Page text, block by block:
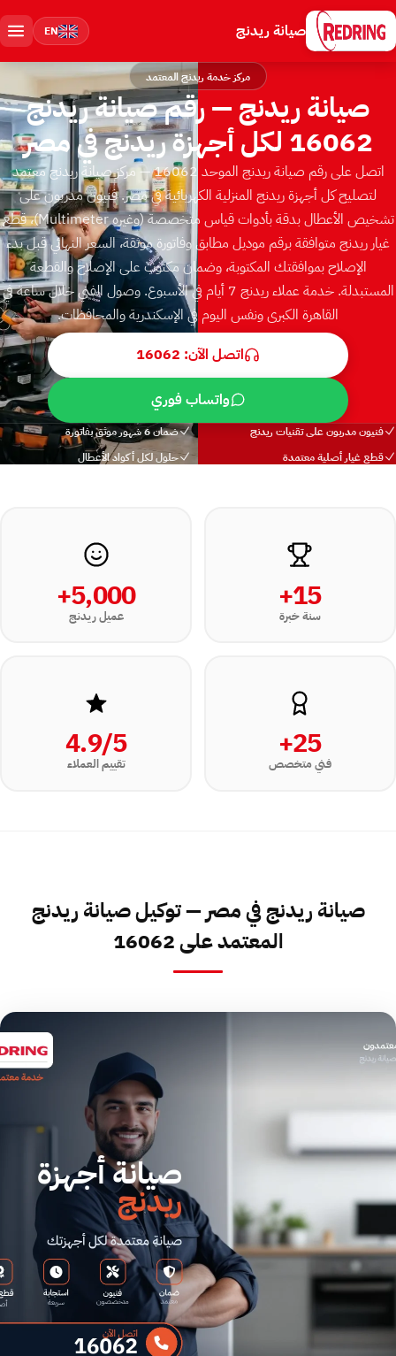
صيانة ريدنج EN
مركز خدمة ريدنج المعتمد
صيانة ريدنج — رقم صيانة ريدنج
16062 لكل أجهزة ريدنج في مصر
اتصل على رقم صيانة ريدنج الموحد 16062 — مركز صيانة ريدنج معتمد
لتصليح كل أجهزة ريدنج المنزلية الكهربائية في مصر. فنيون مدربون على
تشخيص الأعطال بدقة بأدوات قياس متخصصة ⁨(Multimeter وغيره)⁩، قطع
غيار ريدنج متوافقة برقم موديل مطابق وفاتورة موثقة، السعر النهائي قبل بدء
الإصلاح بموافقتك المكتوبة، وضمان مكتوب على الإصلاح والقطعة
المستبدلة. خدمة عملاء ريدنج 7 أيام في الأسبوع. وصول الفني خلال ساعة في
القاهرة الكبرى ونفس اليوم في الإسكندرية والمحافظات.
اتصل الآن: 16062
واتساب فوري
فنيون مدربون على تقنيات ريدنج
ضمان 6 شهور موثق بفاتورة
قطع غيار أصلية معتمدة
حلول لكل أكواد الأعطال
15+
سنة خبرة
5,000+
عميل ريدنج
25+
فني متخصص
4.9/5
تقييم العملاء
صيانة ريدنج في مصر — توكيل صيانة ريدنج
المعتمد على 16062